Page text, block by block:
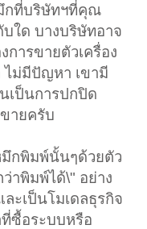
กที่บริษัทฯที่คุณ
ใด บางบริษัทอาจ
การขายตัวเครื่อง
ม่มีปัญหา เขามี
เป็นการปกปิด
ายครับ
กพิมพ์นั้นๆด้วยตัว
ว่าพิมพ์ได้\" อย่าง
ะเป็นโมเดลธุรกิจ
ซื้อระบบหรือ